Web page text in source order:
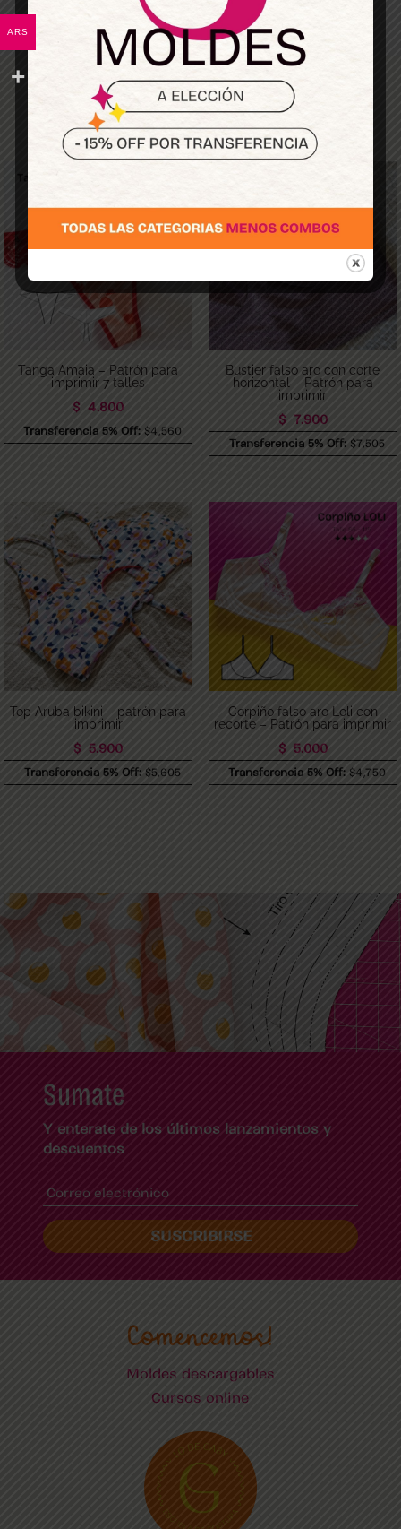
Los más elegidos
Tanga Amaia – Patrón para
imprimir 7 talles
$ 4.800
Transferencia 5% Off: $4,560
Bustier falso aro con corte
horizontal – Patrón para
imprimir
$ 7.900
Transferencia 5% Off: $7,505
Top Aruba bikini – patrón para
imprimir
$ 5.900
Transferencia 5% Off: $5,605
Corpiño falso aro Loli con
recorte – Patrón para imprimir
$ 5.000
Transferencia 5% Off: $4,750
Sumate
Y enterate de los últimos lanzamientos y
descuentos
SUSCRIBIRSE
Comencemos!
Moldes descargables
Cursos online
ARS